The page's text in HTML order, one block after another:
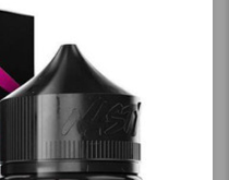
برای فعال شدن سبد خرید و
نمایش قیمت ، گزینه های
محصول را از کادر بالا انتخاب